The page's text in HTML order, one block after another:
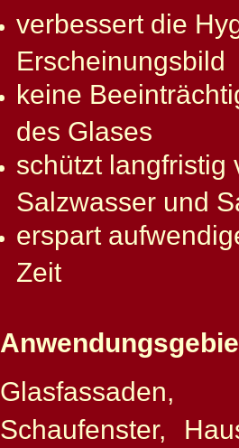
verbessert die
Erscheinungsbild
keine
des Glases
schützt langfristig
Salzwasser und
erspart
Zeit
Glasfassaden,
Schaufenster,